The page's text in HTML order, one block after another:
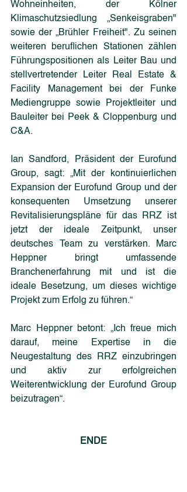
Wohneinheiten, der Kölner
Klimaschutzsiedlung „Senkeisgraben"
sowie der „Brühler Freiheit". Zu seinen
weiteren beruflichen Stationen zählen
Führungspositionen als Leiter Bau und
stellvertretender Leiter Real Estate &
Facility Management bei der Funke
Mediengruppe sowie Projektleiter und
Bauleiter bei Peek & Cloppenburg und
C&A.
Ian Sandford, Präsident der Eurofund
Group, sagt: „Mit der kontinuierlichen
Expansion der Eurofund Group und der
konsequenten Umsetzung unserer
Revitalisierungspläne für das RRZ ist
jetzt der ideale Zeitpunkt, unser
deutsches Team zu verstärken. Marc
Heppner bringt umfassende
Branchenerfahrung mit und ist die
ideale Besetzung, um dieses wichtige
Projekt zum Erfolg zu führen.“
Marc Heppner betont: „Ich freue mich
darauf, meine Expertise in die
Neugestaltung des RRZ einzubringen
und aktiv zur erfolgreichen
Weiterentwicklung der Eurofund Group
beizutragen“.
ENDE